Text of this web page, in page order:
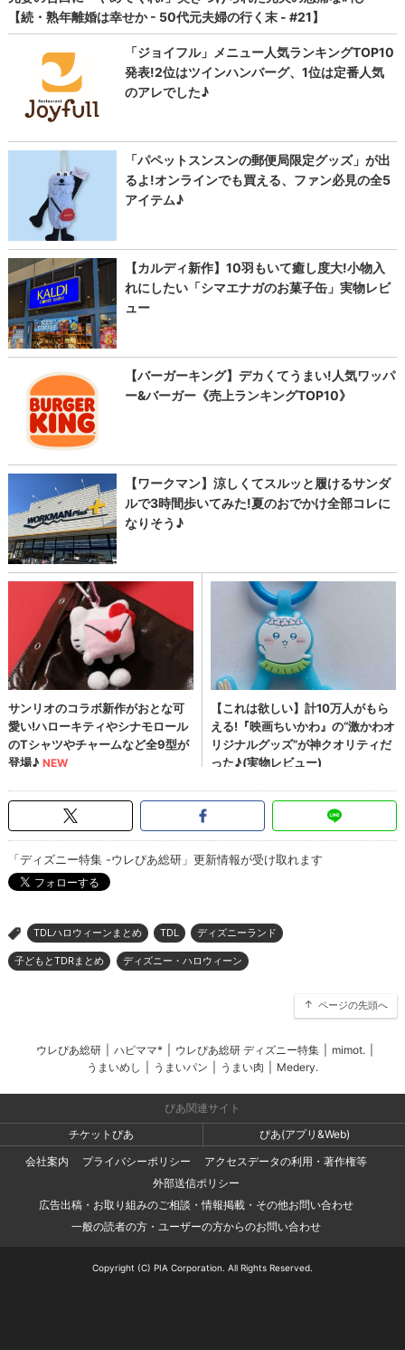
「ディズニー特集 -ウレぴあ総研」更新情報が受け取れます
> TDLハロウィーンまとめ TDL ディズニーランド
子どもとTDRまとめ ディズニー・ハロウィーン
ページの先頭へ
ウレぴあ総研 ハピママ* ウレぴあ総研 ディズニー特集 mimot.
うまいめし
うまいパン うまい肉 Medery.
ぴあ関連サイト
チケットぴあ
ぴあ(アプリ&Web)
会社案内
プライバシーポリシー
アクセスデータの利用・著作権等
外部送信ポリシー
広告出稿・お取り組みのご相談・情報掲載・その他お問い合わせ
一般の読者の方・ユーザーの方からのお問い合わせ
Copyright (C) PIA Corporation. All Rights Reserved.